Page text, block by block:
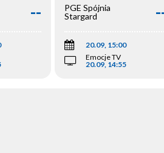
--
PGE Spójnia
Stargard
20.09, 15:00
Emocje TV
20.09, 14:55